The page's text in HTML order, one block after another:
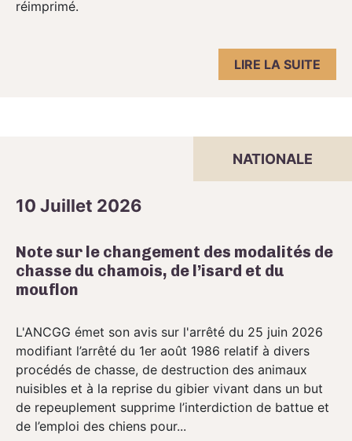
réimprimé.
LIRE LA SUITE
NATIONALE
10 Juillet 2026
Note sur le changement des modalités de
chasse du chamois, de l’isard et du
mouflon
L'ANCGG émet son avis sur l'arrêté du 25 juin 2026
modifiant l’arrêté du 1er août 1986 relatif à divers
procédés de chasse, de destruction des animaux
nuisibles et à la reprise du gibier vivant dans un but
de repeuplement supprime l’interdiction de battue et
de l’emploi des chiens pour...